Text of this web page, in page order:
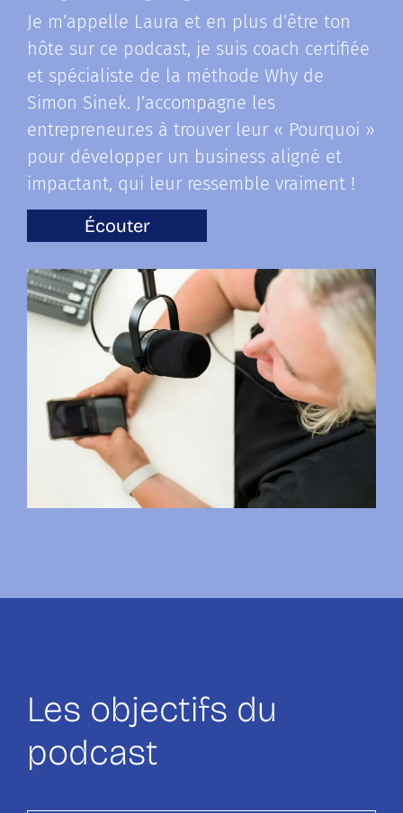
Je m’appelle Laura et en plus d’être ton
hôte sur ce podcast, je suis coach certifiée
et spécialiste de la méthode Why de
Simon Sinek. J’accompagne les
entrepreneur.es à trouver leur « Pourquoi »
pour développer un business aligné et
impactant, qui leur ressemble vraiment !
Écouter
Les objectifs du
podcast